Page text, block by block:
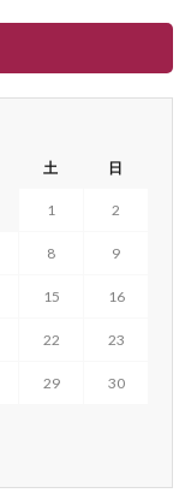
土 日
1 2
8 9
15 16
22 23
29 30